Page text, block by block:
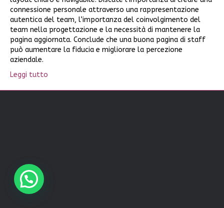
connessione personale attraverso una rappresentazione
autentica del team, l’importanza del coinvolgimento del
team nella progettazione e la necessità di mantenere la
pagina aggiornata. Conclude che una buona pagina di staff
può aumentare la fiducia e migliorare la percezione
aziendale.
Leggi tutto